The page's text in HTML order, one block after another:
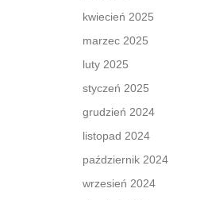
kwiecień 2025
marzec 2025
luty 2025
styczeń 2025
grudzień 2024
listopad 2024
październik 2024
wrzesień 2024